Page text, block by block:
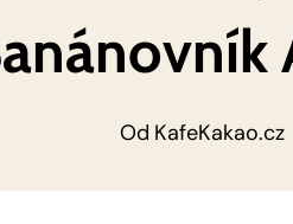
Od KafeKakao.cz